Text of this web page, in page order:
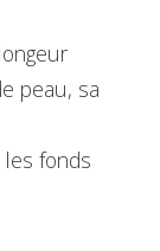
peau, sa
les fonds